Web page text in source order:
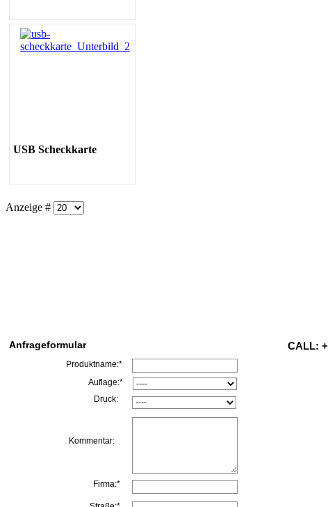
USB Scheckkarte
Anzeige #
Auflage:*
Druck:
Kommentar:
Firma:*
Produktname:*
CALL:
Anfrageformular